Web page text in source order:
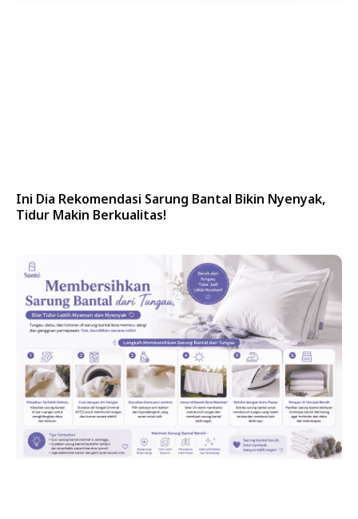
Ini Dia Rekomendasi Sarung Bantal Bikin Nyenyak,
Tidur Makin Berkualitas!